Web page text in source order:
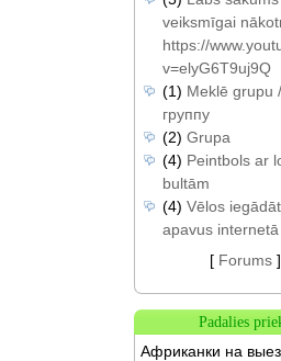
veiksmīgai
https://
v=elyG6T9uj9Q
(1) Meklē grupu
группу
(2) Grupa
(4) Peintbols ar
bultām
(4) Vēlos
apavus internetā
[ Forums]
Padalies
Африканки на